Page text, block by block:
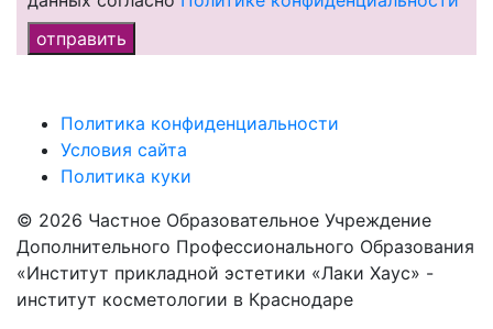
отправить
Политика конфиденциальности
Условия сайта
Политика куки
© 2026 Частное Образовательное Учреждение
Дополнительного Профессионального Образования
«Институт прикладной эстетики «Лаки Хаус» -
институт косметологии в Краснодаре